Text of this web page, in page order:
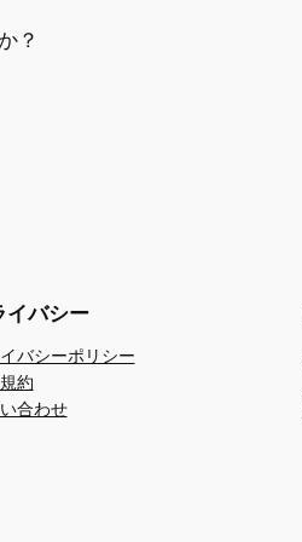
？
イバシー
バシーポリシー
約
合わせ